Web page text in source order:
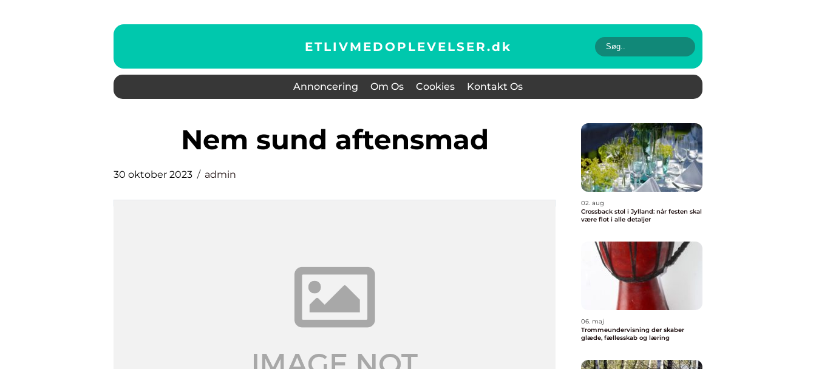
ETLIVMEDOPLEVELSER.dk
Annoncering Om Os Cookies Kontakt Os
nem sund aftensmad
30 oktober 2023 admin
02. aug
Crossback stol i Jylland: når festen skal
være flot i alle detaljer
06. maj
Trommeundervisning der skaber
glæde, fællesskab og læring